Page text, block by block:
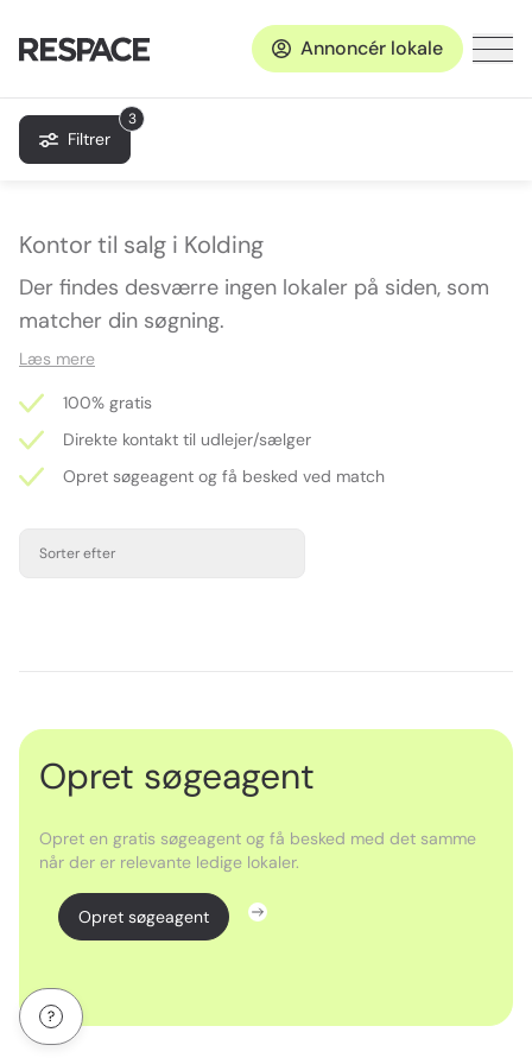
Annoncér lokale
3
Filtrer
Kontor til salg i Kolding
Der findes desværre ingen lokaler på siden, som
matcher din søgning.
Læs mere
100% gratis
Direkte kontakt til udlejer/sælger
Opret søgeagent og få besked ved match
Sorter efter
Opret søgeagent
Opret en gratis søgeagent og få besked med det samme
når der er relevante ledige lokaler.
Opret søgeagent